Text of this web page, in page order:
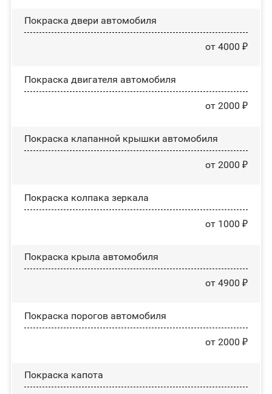
Покраска двери автомобиля
от 4000 ₽
Покраска двигателя автомобиля
от 2000 ₽
Покраска клапанной крышки автомобиля
от 2000 ₽
Покраска колпака зеркала
от 1000 ₽
Покраска крыла автомобиля
от 4900 ₽
Покраска порогов автомобиля
от 2000 ₽
Покраска капота